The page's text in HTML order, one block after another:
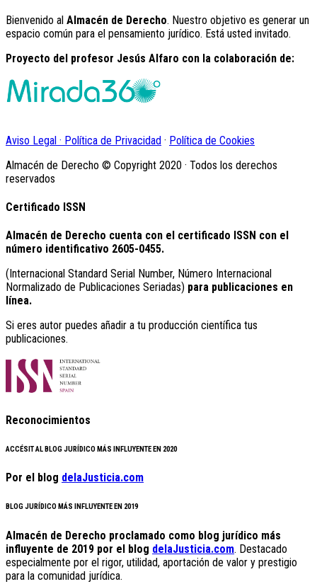
Bienvenido al Almacén de Derecho. Nuestro objetivo es generar un
espacio común para el pensamiento jurídico. Está usted invitado.
Proyecto del profesor Jesús Alfaro con la colaboración de:
Aviso Legal · Política de Privacidad · Política de Cookies
Almacén de Derecho © Copyright 2020 · Todos los derechos
reservados
Certificado ISSN
Almacén de Derecho cuenta con el certificado ISSN con el
número identificativo 2605-0455.
(Internacional Standard Serial Number, Número Internacional
Normalizado de Publicaciones Seriadas) para publicaciones en
línea.
Si eres autor puedes añadir a tu producción científica tus
publicaciones.
Reconocimientos
ACCÉSIT AL BLOG JURÍDICO MÁS INFLUYENTE EN 2020
Por el blog delaJusticia.com
BLOG JURÍDICO MÁS INFLUYENTE EN 2019
Almacén de Derecho proclamado como blog jurídico más
influyente de 2019 por el blog delaJusticia.com. Destacado
especialmente por el rigor, utilidad, aportación de valor y prestigio
para la comunidad jurídica.